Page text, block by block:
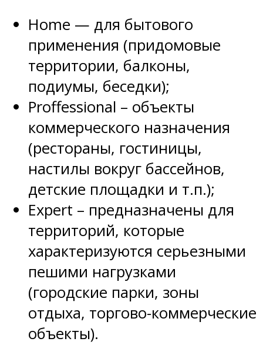
Home — для бытового
применения (придомовые
территории, балконы,
подиумы, беседки);
Proffessional – объекты
коммерческого назначения
(рестораны, гостиницы,
настилы вокруг бассейнов,
детские площадки и т.п.);
Expert – предназначены для
территорий, которые
характеризуются серьезными
пешими нагрузками
(городские парки, зоны
отдыха, торгово-коммерческие
объекты).